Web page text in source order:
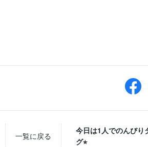
一覧に戻る
今日は1人でのんびり
グ⭐︎